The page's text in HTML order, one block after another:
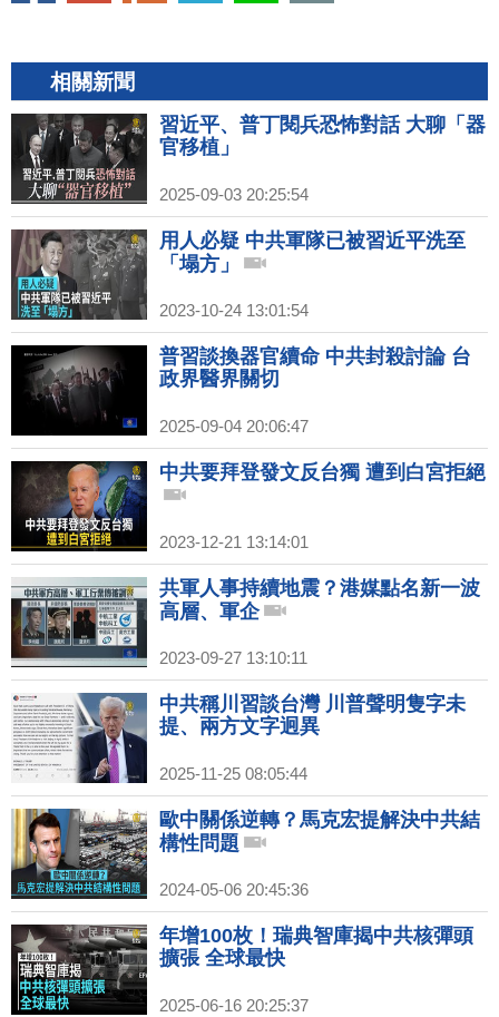
相關新聞
習近平、普丁閱兵恐怖對話 大聊「器
官移植」
2025-09-03 20:25:54
用人必疑 中共軍隊已被習近平洗至
「塌方」
2023-10-24 13:01:54
普習談換器官續命 中共封殺討論 台
政界醫界關切
2025-09-04 20:06:47
中共要拜登發文反台獨 遭到白宮拒絕
2023-12-21 13:14:01
共軍人事持續地震？港媒點名新一波
高層、軍企
2023-09-27 13:10:11
中共稱川習談台灣 川普聲明隻字未
提、兩方文字迥異
2025-11-25 08:05:44
歐中關係逆轉？馬克宏提解決中共結
構性問題
2024-05-06 20:45:36
年增100枚！瑞典智庫揭中共核彈頭
擴張 全球最快
2025-06-16 20:25:37